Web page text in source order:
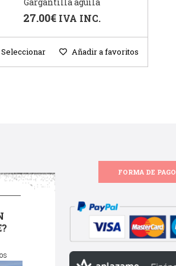
Gargantilla aguila
27.00€ IVA INC.
Seleccionar Añadir a favoritos
FORMA DE PAGO